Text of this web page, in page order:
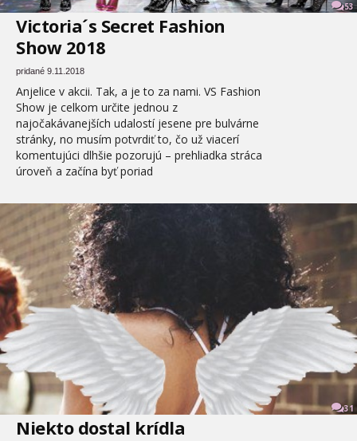
53
Victoria´s Secret Fashion
Show 2018
pridané 9.11.2018
Anjelice v akcii. Tak, a je to za nami. VS Fashion
Show je celkom určite jednou z
najočakávanejších udalostí jesene pre bulvárne
stránky, no musím potvrdiť to, čo už viacerí
komentujúci dlhšie pozorujú – prehliadka stráca
úroveň a začína byť poriad
31
Niekto dostal krídla